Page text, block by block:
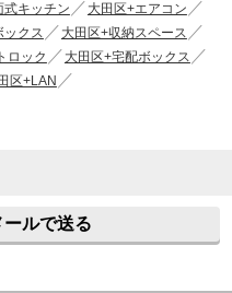
式キッチン
大田区+エアコン
ックス
大田区+収納スペース
ロック
大田区+宅配ボックス
区+LAN
ルで送る